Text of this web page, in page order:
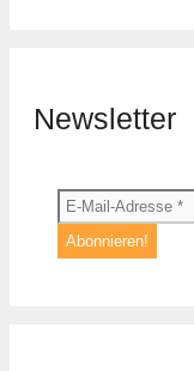
Newsletter